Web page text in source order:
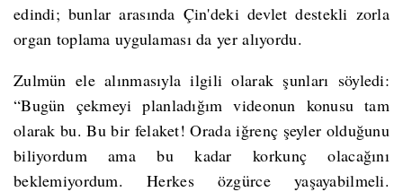
edindi; bunlar arasında Çin'deki devlet destekli zorla
organ toplama uygulaması da yer alıyordu.
Zulmün ele alınmasıyla ilgili olarak şunları söyledi:
“Bugün çekmeyi planladığım videonun konusu tam
olarak bu. Bu bir felaket! Orada iğrenç şeyler olduğunu
biliyordum ama bu kadar korkunç olacağını
beklemiyordum. Herkes özgürce yaşayabilmeli.